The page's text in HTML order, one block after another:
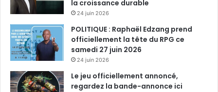
la croissance durable
24 juin 2026
POLITIQUE : Raphaël Edzang prend
officiellement la tête du RPG ce
samedi 27 juin 2026
24 juin 2026
Le jeu officiellement annoncé,
regardez la bande-annonce ici